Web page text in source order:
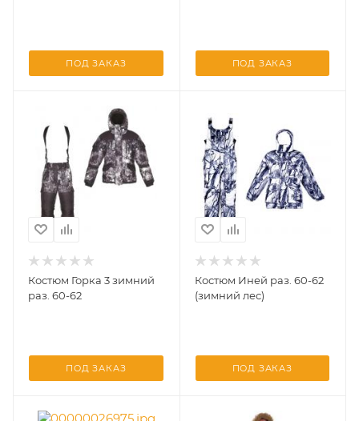
ПОД ЗАКАЗ ПОД ЗАКАЗ
Костюм Горка 3 зимний
раз. 60-62
ПОД ЗАКАЗ
Костюм Иней раз. 60-62
(зимний лес)
ПОД ЗАКАЗ